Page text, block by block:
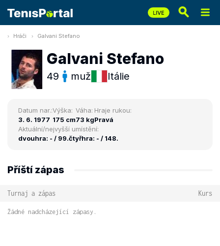
Hráči Galvani Stefano
Galvani Stefano
49 muž Itálie
Datum nar.:
3. 6. 1977
Výška:
175 cm
Váha:
73 kg
Hraje rukou:
Pravá
Aktuální/nejvyšší umístění:
dvouhra: - / 99.čtyřhra: - / 148.
Příští zápas
Turnaj a zápas Kurs
Žádné nadcházející zápasy.